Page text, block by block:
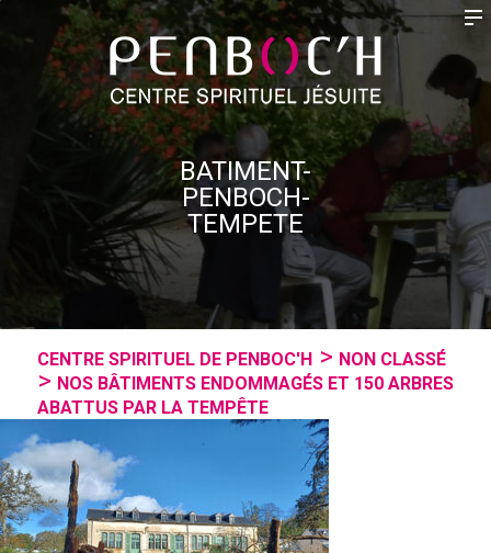
BATIMENT-
PENBOCH-
TEMPETE
CENTRE SPIRITUEL DE PENBOC'H
NON CLASSÉ
NOS BÂTIMENTS ENDOMMAGÉS ET 150 ARBRES
ABATTUS PAR LA TEMPÊTE